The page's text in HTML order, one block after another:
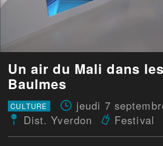
Un air du Mali dans
Baulmes
CULTURE jeudi 7
Dist. Yverdon
Festival